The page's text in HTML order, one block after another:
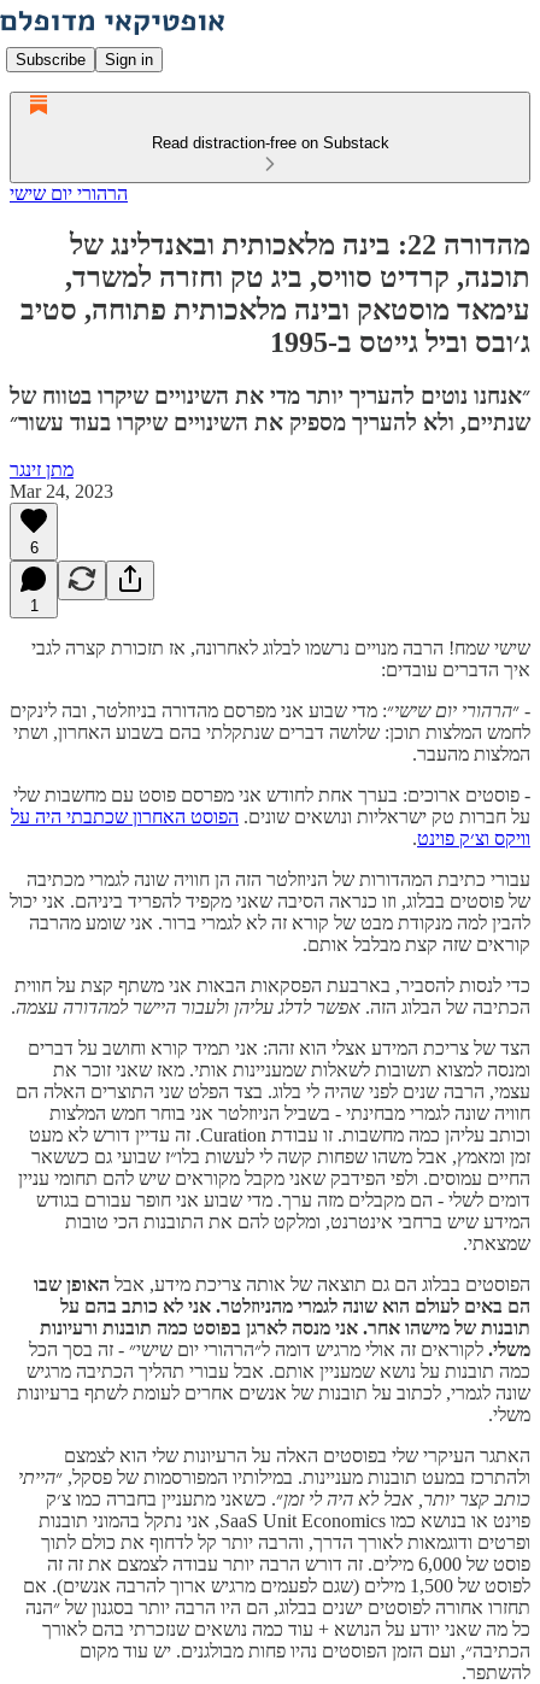
Subscribe Sign in
Read distraction-free on Substack
הרהורי יום שישי
מהדורה 22: בינה מלאכותית ובאנדלינג של
תוכנה, קרדיט סוויס, ביג טק וחזרה למשרד,
עימאד מוסטאק ובינה מלאכותית פתוחה, סטיב
ג׳ובס וביל גייטס ב-1995
״אנחנו נוטים להעריך יותר מדי את השינויים שיקרו בטווח של
שנתיים, ולא להעריך מספיק את השינויים שיקרו בעוד עשור״
מתן זינגר
Mar 24, 2023
6
1
שישי שמח! הרבה מנויים נרשמו לבלוג לאחרונה, אז תזכורת קצרה לגבי
איך הדברים עובדים:
- ״הרהורי יום שישי״: מדי שבוע אני מפרסם מהדורה בניוזלטר, ובה לינקים
לחמש המלצות תוכן: שלושה דברים שנתקלתי בהם בשבוע האחרון, ושתי
המלצות מהעבר.
- פוסטים ארוכים: בערך אחת לחודש אני מפרסם פוסט עם מחשבות שלי
על חברות טק ישראליות ונושאים שונים. הפוסט האחרון שכתבתי היה על
וויקס וצ׳ק פוינט.
עבורי כתיבת המהדורות של הניוזלטר הזה הן חוויה שונה לגמרי מכתיבה
של פוסטים בבלוג, וזו כנראה הסיבה שאני מקפיד להפריד ביניהם. אני יכול
להבין למה מנקודת מבט של קורא זה לא לגמרי ברור. אני שומע מהרבה
קוראים שזה קצת מבלבל אותם.
כדי לנסות להסביר, בארבעת הפסקאות הבאות אני משתף קצת על חווית
הכתיבה של הבלוג הזה. אפשר לדלג עליהן ולעבור היישר למהדורה עצמה.
הצד של צריכת המידע אצלי הוא זהה: אני תמיד קורא וחושב על דברים
ומנסה למצוא תשובות לשאלות שמעניינות אותי. מאז שאני זוכר את
עצמי, הרבה שנים לפני שהיה לי בלוג. בצד הפלט שני התוצרים האלה הם
חוויה שונה לגמרי מבחינתי - בשביל הניוזלטר אני בוחר חמש המלצות
וכותב עליהן כמה מחשבות. זו עבודת Curation. זה עדיין דורש לא מעט
זמן ומאמץ, אבל משהו שפחות קשה לי לעשות בלו״ז שבועי גם כששאר
החיים עמוסים. ולפי הפידבק שאני מקבל מקוראים שיש להם תחומי עניין
דומים לשלי - הם מקבלים מזה ערך. מדי שבוע אני חופר עבורם בגודש
המידע שיש ברחבי אינטרנט, ומלקט להם את התובנות הכי טובות
שמצאתי.
הפוסטים בבלוג הם גם תוצאה של אותה צריכת מידע, אבל האופן שבו
הם באים לעולם הוא שונה לגמרי מהניוזלטר. אני לא כותב בהם על
תובנות של מישהו אחר. אני מנסה לארגן בפוסט כמה תובנות ורעיונות
משלי. לקוראים זה אולי מרגיש דומה ל״הרהורי יום שישי״ - זה בסך הכל
כמה תובנות על נושא שמעניין אותם. אבל עבורי תהליך הכתיבה מרגיש
שונה לגמרי, לכתוב על תובנות של אנשים אחרים לעומת לשתף ברעיונות
משלי.
האתגר העיקרי שלי בפוסטים האלה על הרעיונות שלי הוא לצמצם
ולהתרכז במעט תובנות מעניינות. במילותיו המפורסמות של פסקל, ״הייתי
כותב קצר יותר, אבל לא היה לי זמן״. כשאני מתעניין בחברה כמו צ׳ק
פוינט או בנושא כמו SaaS Unit Economics, אני נתקל בהמוני תובנות
ופרטים ודוגמאות לאורך הדרך, והרבה יותר קל לדחוף את כולם לתוך
פוסט של 6,000 מילים. זה דורש הרבה יותר עבודה לצמצם את זה זה
לפוסט של 1,500 מילים (שגם לפעמים מרגיש ארוך להרבה אנשים). אם
תחזרו אחורה לפוסטים ישנים בבלוג, הם היו הרבה יותר בסגנון של ״הנה
כל מה שאני יודע על הנושא + עוד כמה נושאים שנזכרתי בהם לאורך
הכתיבה״, ועם הזמן הפוסטים נהיו פחות מבולגנים. יש עוד מקום
להשתפר.